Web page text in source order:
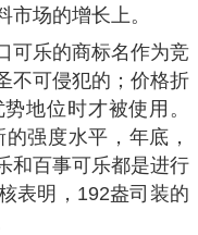
场的增长上。
可乐的商标名作为竞
不可侵犯的；价格折
地位时才被使用。
强度水平，年底，
和百事可乐都是进行
表明，192盎司装的